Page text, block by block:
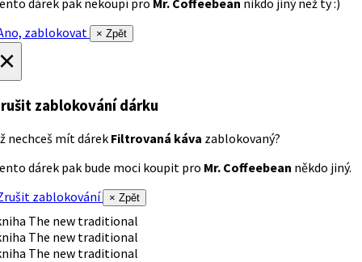
dárek pak nekoupí pro Mr. Coffeebean nikdo jiný než ty :)
zablokovat
× Zpět
zablokování dárku
nechceš mít dárek Filtrovaná káva zablokovaný?
dárek pak bude moci koupit pro Mr. Coffeebean někdo jiný.
zablokování
× Zpět